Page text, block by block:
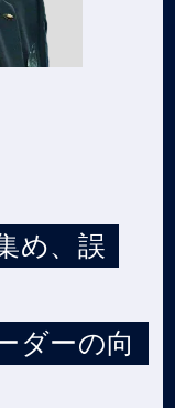
め、誤
ダーの向